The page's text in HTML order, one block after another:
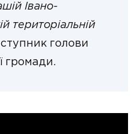
Івано-
територіальній
голови
громади.